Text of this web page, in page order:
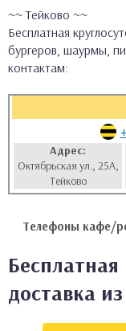
~~ Тейково ~~
Бесплатная
бургеров, шаурмы,
контактам:
Адрес:
Октябрьская ул., 25А,
Тейково
Телефоны кафе/
Бесплатная
доставка
кухня
булочки